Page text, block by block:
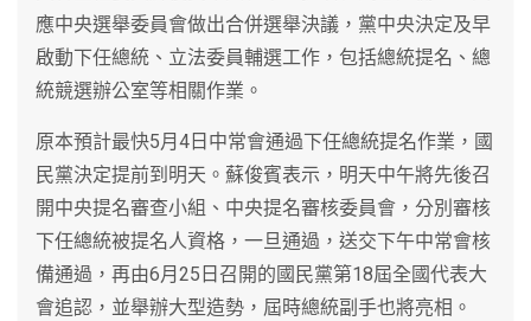
應中央選舉委員會做出合併選舉決議，黨中央決定及早
啟動下任總統、立法委員輔選工作，包括總統提名、總
統競選辦公室等相關作業。
原本預計最快5月4日中常會通過下任總統提名作業，國
民黨決定提前到明天。蘇俊賓表示，明天中午將先後召
開中央提名審查小組、中央提名審核委員會，分別審核
下任總統被提名人資格，一旦通過，送交下午中常會核
備通過，再由6月25日召開的國民黨第18屆全國代表大
會追認，並舉辦大型造勢，屆時總統副手也將亮相。